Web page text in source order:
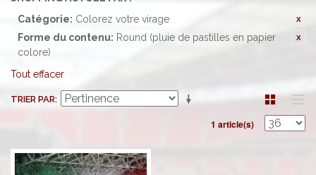
Catégorie: Colorez votre virage
Forme du contenu: Round (pluie de pastilles en papier
colore)
Tout effacer
TRIER PAR
1 article(s)